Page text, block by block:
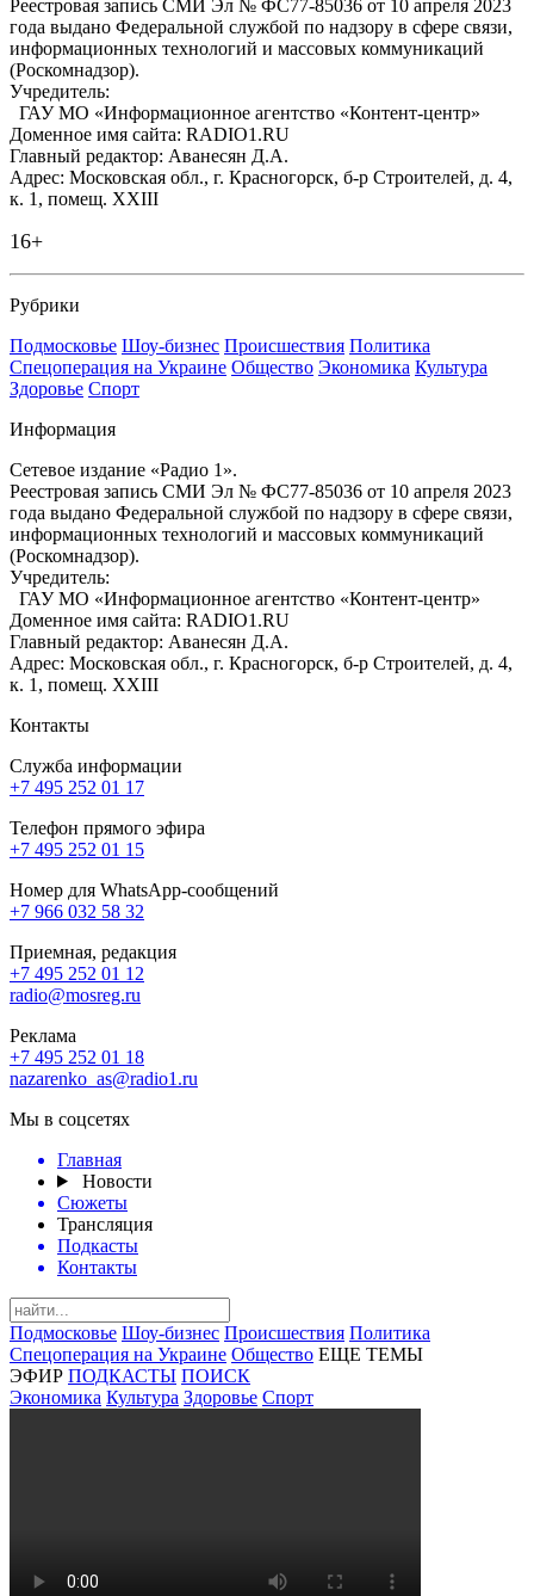
Реестровая запись СМИ Эл № ФС77-85036 от 10 апреля 2023
года выдано Федеральной службой по надзору в сфере связи,
информационных технологий и массовых коммуникаций
(Роскомнадзор).
Учредитель:
ГАУ МО «Информационное агентство «Контент-центр»
Доменное имя сайта: RADIO1.RU
Главный редактор: Аванесян Д.А.
Адрес: Московская обл., г. Красногорск, б-р Строителей, д. 4,
к. 1, помещ. XXIII
16+
Рубрики
Подмосковье Шоу-бизнес Происшествия Политика
Спецоперация на Украине Общество Экономика Культура
Здоровье Спорт
Информация
Сетевое издание «Радио 1».
Реестровая запись СМИ Эл № ФС77-85036 от 10 апреля 2023
года выдано Федеральной службой по надзору в сфере связи,
информационных технологий и массовых коммуникаций
(Роскомнадзор).
Учредитель:
ГАУ МО «Информационное агентство «Контент-центр»
Доменное имя сайта: RADIO1.RU
Главный редактор: Аванесян Д.А.
Адрес: Московская обл., г. Красногорск, б-р Строителей, д. 4,
к. 1, помещ. XXIII
Контакты
Служба информации
+7 495 252 01 17
Телефон прямого эфира
+7 495 252 01 15
Номер для WhatsApp-сообщений
+7 966 032 58 32
Приемная, редакция
+7 495 252 01 12
radio@mosreg.ru
Реклама
+7 495 252 01 18
nazarenko_as@radio1.ru
Мы в соцсетях
Главная
Новости
Сюжеты
Трансляция
Подкасты
Контакты
Подмосковье Шоу-бизнес Происшествия Политика
Спецоперация на Украине Общество ЕЩЕ ТЕМЫ
ЭФИР ПОДКАСТЫ ПОИСК
Экономика Культура Здоровье Спорт